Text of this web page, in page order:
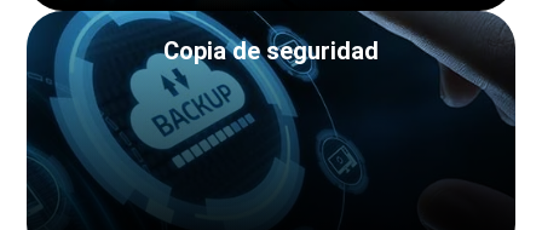
Copia de seguridad